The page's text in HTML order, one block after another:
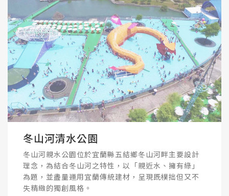
冬山河清水公園
冬山河親水公園位於宜蘭縣五結鄉冬山河畔主要設計
理念，為結合冬山河之特性，以「親近水、擁有綠」
為題，並盡量運用宜蘭傳統建材，呈現既樸拙但又不
失精緻的獨創風格。